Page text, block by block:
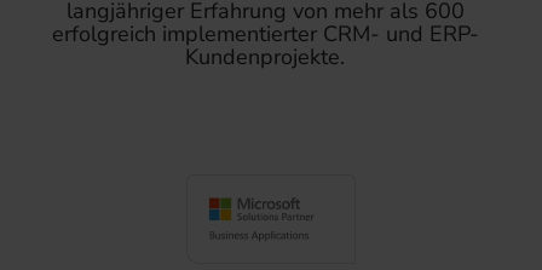
langjähriger Erfahrung von mehr als 600
erfolgreich implementierter CRM- und ERP-
Kundenprojekte.